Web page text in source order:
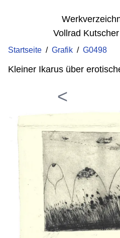
Vollrad
Startseite / Grafik / G0498
Kleiner Ikarus über
<